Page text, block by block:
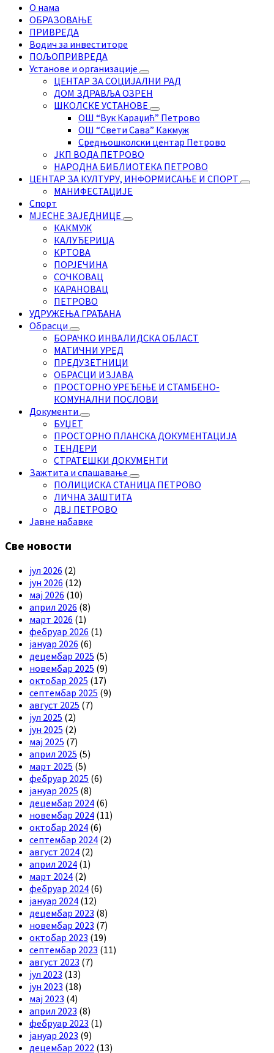
О нама
ОБРАЗОВАЊЕ
ПРИВРЕДА
Водич за инвеститоре
ПОЉОПРИВРЕДА
Установе и организације
ЦЕНТАР ЗА СОЦИЈАЛНИ РАД
ДОМ ЗДРАВЉА ОЗРЕН
ШКОЛСКЕ УСТАНОВЕ
ОШ “Вук Караџић” Петрово
ОШ “Свети Сава” Какмуж
Средњошколски центар Петрово
ЈКП ВОДА ПЕТРОВО
НАРОДНА БИБЛИОТЕКА ПЕТРОВО
ЦЕНТАР ЗА КУЛТУРУ, ИНФОРМИСАЊЕ И СПОРТ
МАНИФЕСТАЦИЈЕ
Спорт
МЈЕСНЕ ЗАЈЕДНИЦЕ
КАКМУЖ
КАЛУЂЕРИЦА
КРТОВА
ПОРЈЕЧИНА
СОЧКОВАЦ
КАРАНОВАЦ
ПЕТРОВО
УДРУЖЕЊА ГРАЂАНА
Обрасци
БОРАЧКО ИНВАЛИДСКА ОБЛАСТ
МАТИЧНИ УРЕД
ПРЕДУЗЕТНИЦИ
ОБРАСЦИ ИЗЈАВА
ПРОСТОРНО УРЕЂЕЊЕ И СТАМБЕНО-
КОМУНАЛНИ ПОСЛОВИ
Документи
БУЏЕТ
ПРОСТОРНО ПЛАНСКА ДОКУМЕНТАЦИЈА
ТЕНДЕРИ
СТРАТЕШКИ ДОКУМЕНТИ
Зажтита и спашавање
ПОЛИЦИСКА СТАНИЦА ПЕТРОВО
ЛИЧНА ЗАШТИТА
ДВЈ ПЕТРОВО
Јавне набавке
Све новости
јул 2026 (2)
јун 2026 (12)
мај 2026 (10)
април 2026 (8)
март 2026 (1)
фебруар 2026 (1)
јануар 2026 (6)
децембар 2025 (5)
новембар 2025 (9)
октобар 2025 (17)
септембар 2025 (9)
август 2025 (7)
јул 2025 (2)
јун 2025 (2)
мај 2025 (7)
април 2025 (5)
март 2025 (5)
фебруар 2025 (6)
јануар 2025 (8)
децембар 2024 (6)
новембар 2024 (11)
октобар 2024 (6)
септембар 2024 (2)
август 2024 (2)
април 2024 (1)
март 2024 (2)
фебруар 2024 (6)
јануар 2024 (12)
децембар 2023 (8)
новембар 2023 (7)
октобар 2023 (19)
септембар 2023 (11)
август 2023 (7)
јул 2023 (13)
јун 2023 (18)
мај 2023 (4)
април 2023 (8)
фебруар 2023 (1)
јануар 2023 (9)
децембар 2022 (13)